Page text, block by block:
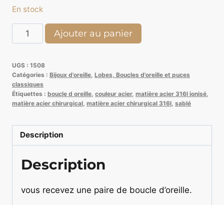
En stock
quantité
de
de
boucle
d'oreille
mm
Ajouter au panier
UGS : 1508
Catégories : Bijoux d'oreille Lobes, Boucles d'oreille et puces
classiques
Étiquettes : boucle d oreille couleur acier, matière acier 316l ionisé
matière acier chirurgical matière acier chirurgical 316l sablé
Description
Description
vous recevez une paire de boucle d’oreille.